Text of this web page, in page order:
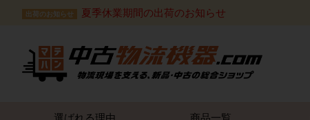
出荷のお知らせ 夏季休業期間の出荷のお知らせ